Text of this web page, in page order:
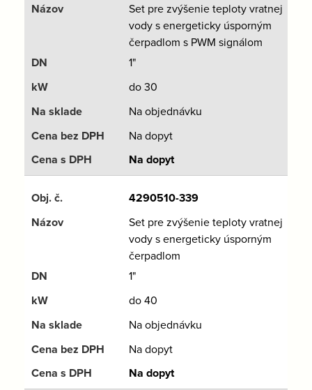
Set pre zvýšenie teploty vratnej
vody s energeticky úsporným
čerpadlom s PWM signálom
1"
do 30
Na objednávku
Na dopyt
Na dopyt
4290510-339
Set pre zvýšenie teploty vratnej
vody s energeticky úsporným
čerpadlom
1"
do 40
Na objednávku
Na dopyt
Na dopyt